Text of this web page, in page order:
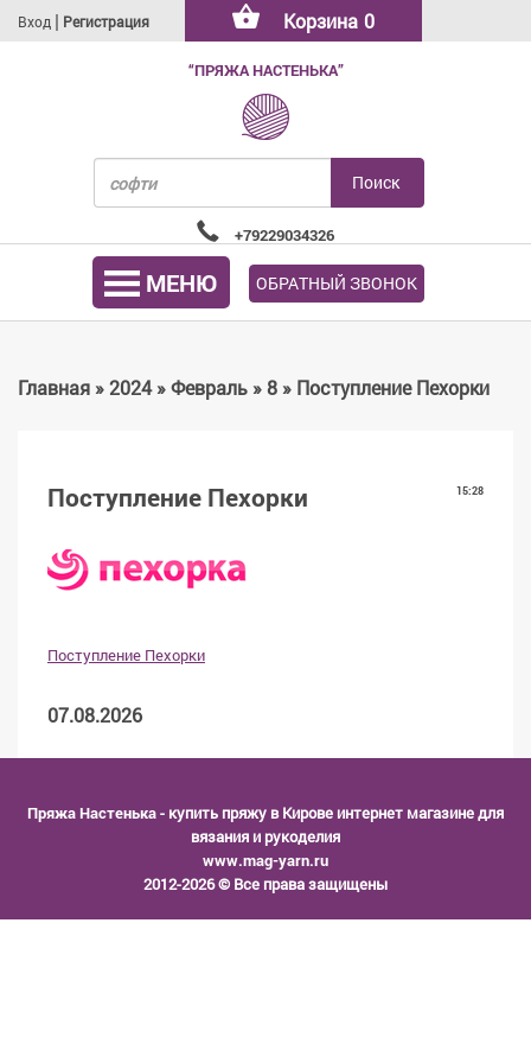
Вход | Регистрация Корзина 0
“ПРЯЖА НАСТЕНЬКА”
+79229034326
МЕНЮ ОБРАТНЫЙ ЗВОНОК
Главная»2024»Февраль»8» Поступление Пехорки
15:28
Поступление Пехорки
Поступление Пехорки
07.08.2026
Пряжа Настенька- купить пряжу в Кирове интернет магазине для
вязания и рукоделия
www.mag-yarn.ru
2012-2026 © Все права защищены